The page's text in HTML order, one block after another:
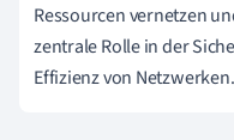
Ressourcen vernetzen
zentrale Rolle in der
Effizienz von Netzwerken.